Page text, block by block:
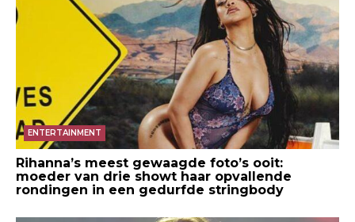
ENTERTAINMENT
Rihanna’s meest gewaagde foto’s ooit:
moeder van drie showt haar opvallende
rondingen in een gedurfde stringbody